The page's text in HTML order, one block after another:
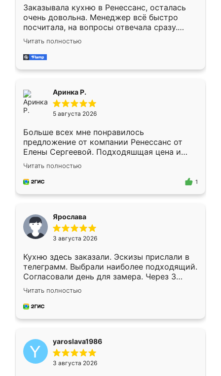
Заказывала кухню в Ренессанс, осталась
очень довольна. Менеджер всё быстро
посчитала, на вопросы отвечала сразу.
Замерщик приехал в субботу, подошёл к
делу со всей ответственностью. Собрали
за день, ребята работали аккуратно, даже
Читать полностью
Аринка Р.
5 августа 2026
Больше всех мне понравилось
предложение от компании Ренессанс от
Елены Сергеевой. Подходяшщая цена и
короткие сроки изготовления. Приехавший
для замера сотрудник Владислав
предложил по моему эскизу самый
Читать полностью
1
Ярослава
3 августа 2026
Кухню здесь заказали. Эскизы прислали в
телеграмм. Выбрали наиболее подходящий.
Согласовали день для замера. Через 3
недели кухня была уже готова. Остались
довольны работой. Спасибо Ренессанс
мебель за качественную работу!
Читать полностью
yaroslava1986
3 августа 2026